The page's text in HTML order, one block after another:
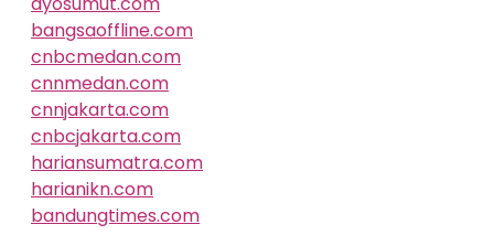
bangsaoffline.com
cnbcmedan.com
cnnmedan.com
cnnjakarta.com
cnbcjakarta.com
hariansumatra.com
harianikn.com
bandungtimes.com